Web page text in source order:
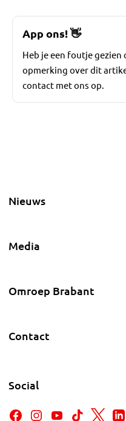
App ons!👋
Heb je een foutje gezien
opmerking over dit
contact met ons op.
Nieuws
Media
Omroep Brabant
Contact
Social